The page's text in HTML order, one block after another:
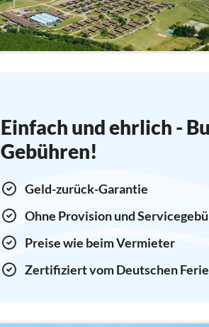
Einfach und ehrlich -
Gebühren!
Geld-zurück-Garantie
Ohne Provision und
Preise wie beim Vermieter
Zertifiziert vom Deutschen